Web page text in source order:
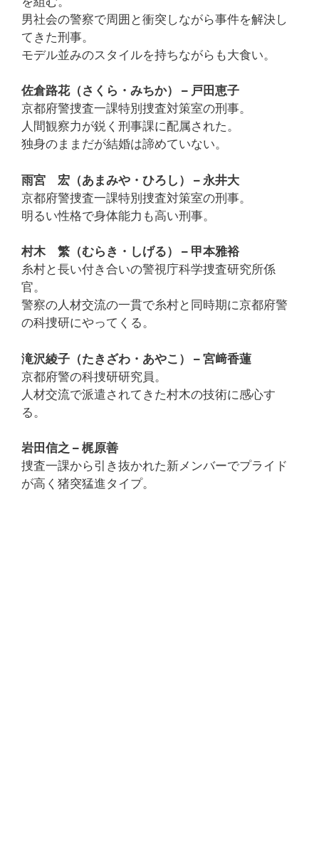
男社会の警察で周囲と衝突しながら事件を解決し
てきた刑事。
モデル並みのスタイルを持ちながらも大食い。
佐倉路花（さくら・みちか） – 戸田恵子
京都府警捜査一課特別捜査対策室の刑事。
人間観察力が鋭く刑事課に配属された。
独身のままだが結婚は諦めていない。
雨宮 宏（あまみや・ひろし） – 永井大
京都府警捜査一課特別捜査対策室の刑事。
明るい性格で身体能力も高い刑事。
村木 繁（むらき・しげる） – 甲本雅裕
糸村と長い付き合いの警視庁科学捜査研究所係
官。
警察の人材交流の一貫で糸村と同時期に京都府警
の科捜研にやってくる。
滝沢綾子（たきざわ・あやこ） – 宮﨑香蓮
京都府警の科捜研研究員。
人材交流で派遣されてきた村木の技術に感心す
る。
岩田信之 – 梶原善
捜査一課から引き抜かれた新メンバーでプライド
が高く猪突猛進タイプ。